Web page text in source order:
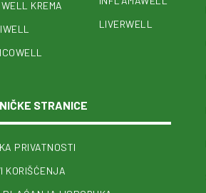
KREMA
LIVERWELL
STRANICE
PRIVATNOSTI
KORIŠĆENJA